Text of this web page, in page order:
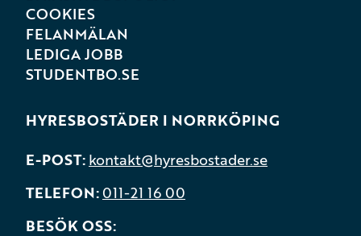
COOKIES
FELANMÄLAN
LEDIGA JOBB
STUDENTBO.SE
HYRESBOSTÄDER I NORRKÖPING
E-POST kontakt@hyresbostader.se
TELEFON 011-21 16 00
BESÖK OSS